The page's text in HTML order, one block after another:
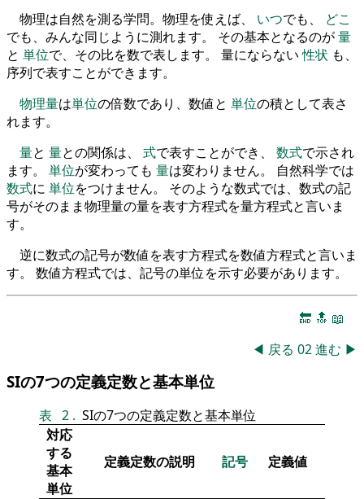
物理は自然を測る学問。物理を使えば、 いつでも、 どこ
でも、みんな同じように測れます。 その基本となるのが量
と 単位で、その比を数で表します。 量にならない性状 も、
序列で表すことができます。
物理量は単位の倍数であり、数値と 単位の積として表さ
れます。
量と 量との関係は、 式で表すことができ、 数式で示され
ます。 単位が変わっても 量は変わりません。 自然科学では
数式に 単位をつけません。 そのような数式では、数式の記
号がそのまま物理量の量を表す方程式を量方程式と言いま
す。
逆に数式の記号が数値を表す方程式を数値方程式と言いま
す。 数値方程式では、記号の単位を示す必要があります。
🔚 🔝 📖
◀ 戻る 02進む ▶
SIの7つの定義定数と基本単位
表 2 . SIの7つの定義定数と基本単位
対応
する
基本
単位
定義定数の説明 記号 定義値